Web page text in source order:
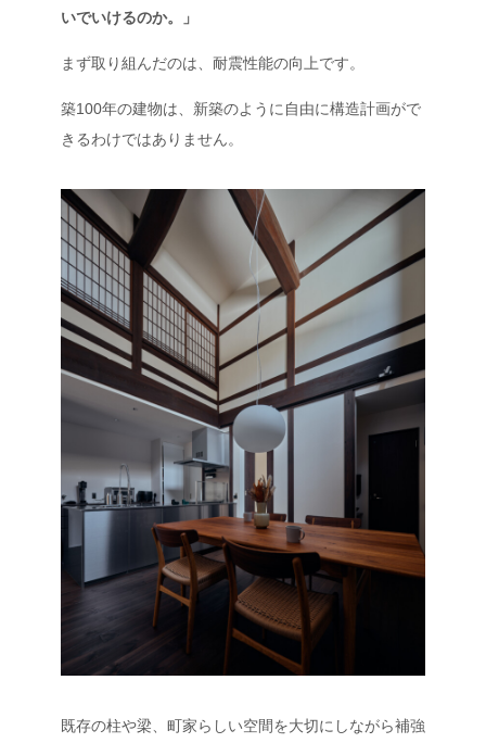
いでいけるのか。」
まず取り組んだのは、耐震性能の向上です。
築100年の建物は、新築のように自由に構造計画がで
きるわけではありません。
既存の柱や梁、町家らしい空間を大切にしながら補強